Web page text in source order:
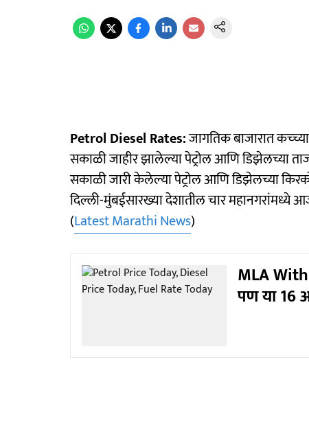
Petrol Diesel Rates:जागतिक बाजारात
सकाळी जाहीर झालेल्या पेट्रोल आणि डिझेलच्या
सकाळी जारी केलेल्या पेट्रोल आणि डिझेलच्या
दिल्ली-मुंबईसारख्या देशातील चार महानगरांमध्ये
(Latest Marathi News)
MLA
पण या 16